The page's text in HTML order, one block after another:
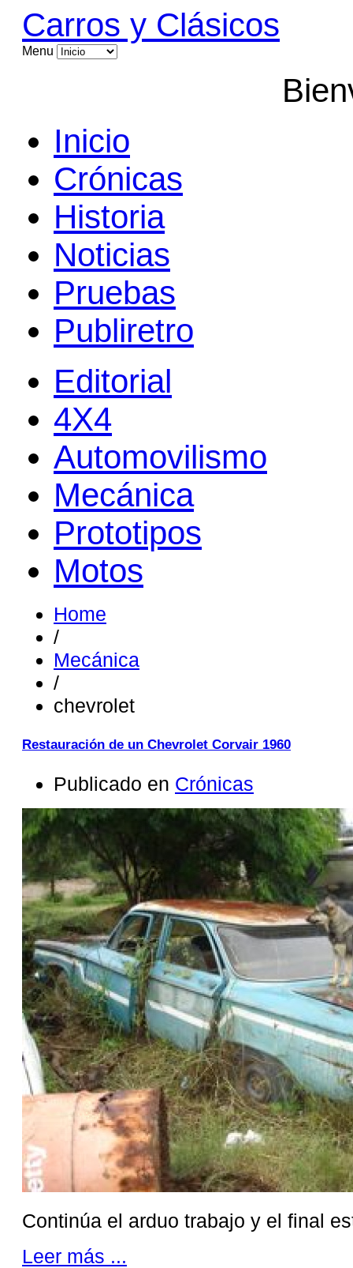
Carros y Clásicos
Menu
Inicio
Crónicas
Historia
Noticias
Pruebas
Publiretro
Editorial
4X4
Automovilismo
Mecánica
Prototipos
Motos
Home
/
Mecánica
/
chevrolet
Restauración de un Chevrolet Corvair 1960
Publicado en Crónicas
Continúa el arduo trabajo y el final
Leer más ...